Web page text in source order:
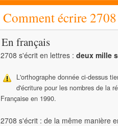
Comment écrire
En français
2708 s'écrit en lettres : deux mille
L'orthographe donnée ci-dessus
d'écriture pour les nombres de la
Française en 1990.
2708 s'écrit : de la même manière